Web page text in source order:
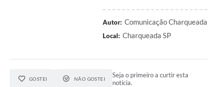
Autor: Comunicação Charqueada
Local: Charqueada SP
GOSTEI NÃO GOSTEI
Seja o primeiro a curtir esta
notícia.